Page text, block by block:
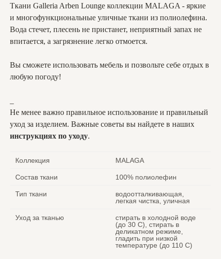
Ткани Galleria Arben Lounge коллекции MALAGA - яркие
и многофункциональные уличные ткани из полиолефина.
Вода стечет, плесень не пристанет, неприятный запах не
впитается, а загрязнение легко отмоется.
Вы сможете использовать мебель и позвольте себе отдых в
любую погоду!
Не менее важно правильное использование и правильный
уход за изделием. Важные советы вы найдете в наших
инструкциях по уходу.
Коллекция MALAGA
Состав ткани 100% полиолефин
Тип ткани
водоотталкивающая,
легкая чистка, уличная
Уход за тканью
стирать в холодной воде
(до 30 C), стирать в
деликатном режиме,
гладить при низкой
температуре (до 110 С)